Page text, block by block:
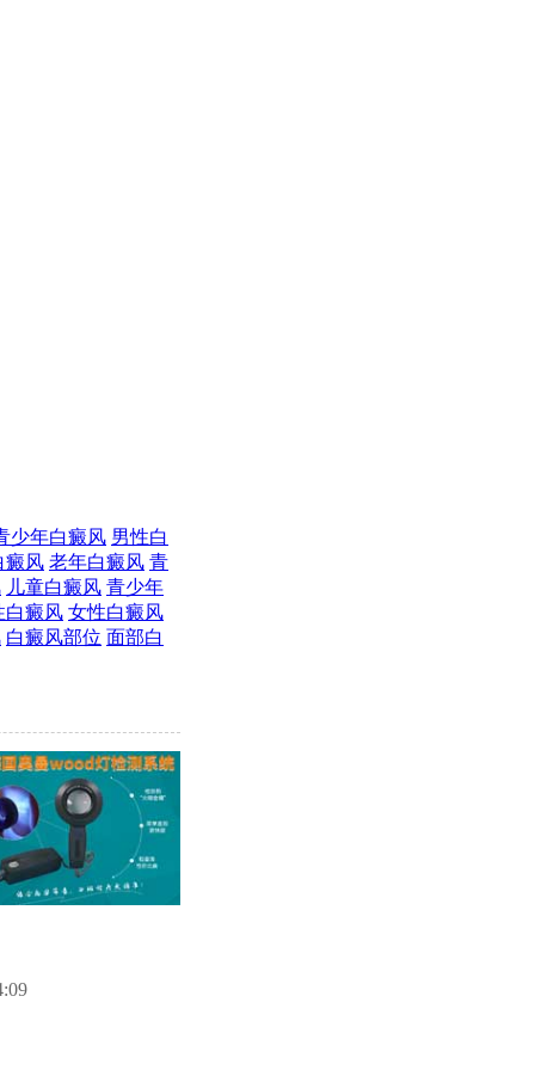
少年白癜风 男性白
癜风 老年白癜风 青
儿童白癜风 青少年
白癜风 女性白癜风
白癜风部位 面部白